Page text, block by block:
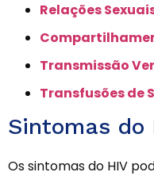
Relações
Transmissão
Transfusões de
Sintomas do
Os sintomas do HIV